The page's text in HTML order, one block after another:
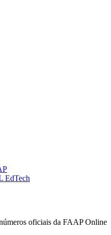
EdTech
oficiais da FAAP Online